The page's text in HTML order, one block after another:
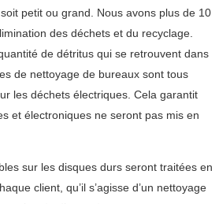
petit ou grand. Nous avons plus de 10
des déchets et du recyclage.
de détritus qui se retrouvent dans
de nettoyage de bureaux sont tous
les déchets électriques. Cela garantit
et électroniques ne seront pas mis en
sur les disques durs seront traitées en
client, qu’il s’agisse d’un nettoyage